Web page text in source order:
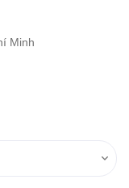
Minh